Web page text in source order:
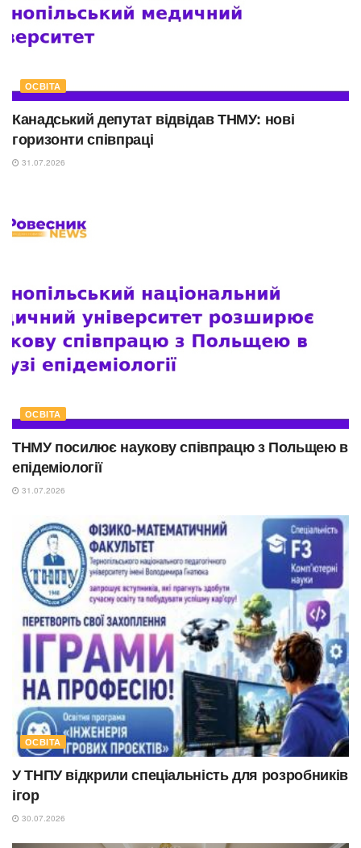
ОСВІТА
Канадський депутат відвідав ТНМУ: нові
горизонти співпраці
31.07.2026
ОСВІТА
ТНМУ посилює наукову співпрацю з Польщею в
епідеміології
31.07.2026
ОСВІТА
У ТНПУ відкрили спеціальність для розробників
ігор
30.07.2026